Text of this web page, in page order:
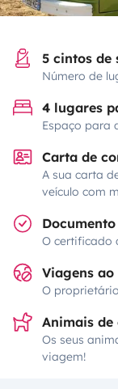
5 cintos de
Número de
4 lugares
Espaço para
Carta de
A sua carta
veículo com
O certificado
Viagens
O
Animais
Os seus
viagem!